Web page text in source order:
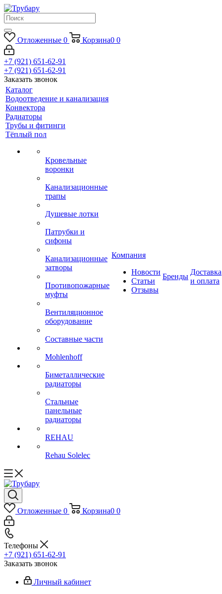
Отложенные 0 Корзина0 0
+7 (921) 651-62-91
+7 (921) 651-62-91
Заказать звонок
Каталог
Водоотведение и канализация
Конвектора
Радиаторы
Трубы и фитинги
Тёплый пол
Кровельные
воронки
Канализационные
трапы
Душевые лотки
Патрубки и
сифоны
Канализационные
затворы
Противопожарные
муфты
Вентиляционное
оборудование
Составные части
Mohlenhoff
Биметаллические
радиаторы
Стальные
панельные
радиаторы
REHAU
Rehau Solelec
Компания
Новости
Статьи
Отзывы
Бренды
Доставка
и оплата
Отложенные 0 Корзина0 0
Телефоны
+7 (921) 651-62-91
Заказать звонок
Личный кабинет